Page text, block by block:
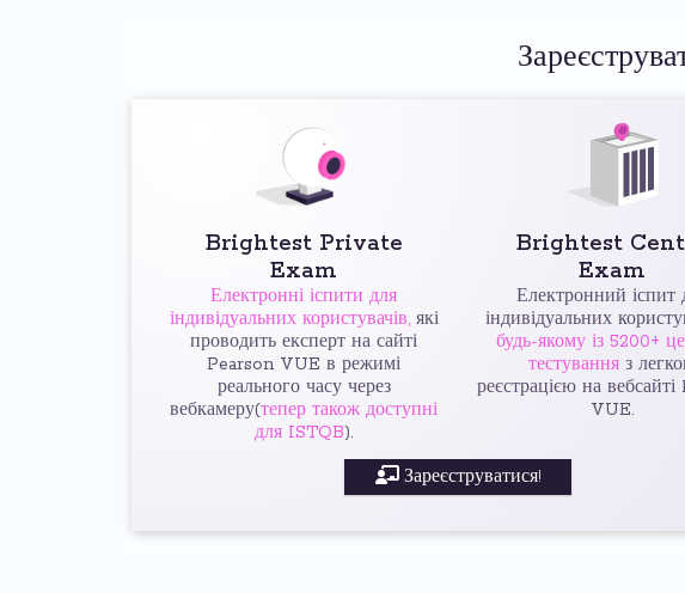
Brightest Private
Exam
Електронні іспити для
індивідуальних користувачів,які
проводить експерт на сайті
Pearson VUE в режимі
реального часу через
вебкамеру(тепер також доступні
для ISTQB).
Brightest
Exam
Електронний іспит
індивідуальних
будь-якому із 5200+
тестуванняз
реєстрацією на
VUE.
Зареєструватися!